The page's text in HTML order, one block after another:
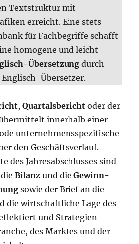
Textstruktur mit
erreicht. Eine stets
für Fachbegriffe schafft
homogene und leicht
Übersetzung durch
Übersetzer.
,Quartalsbericht oder der
innerhalb einer
unternehmensspezifische
den Geschäftsverlauf.
des Jahresabschlusses sind
dieBilanz und dieGewinn-
sowie der Brief an die
die wirtschaftliche Lage des
und Strategien
des Marktes und der